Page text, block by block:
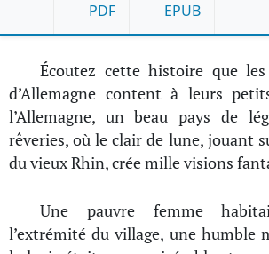
PDF EPUB
Écoutez cette histoire que les
d’Allemagne content à leurs
l’Allemagne, un beau pays de
rêveries, où le clair de lune, jouant
du vieux Rhin, crée mille visions
Une pauvre femme
l’extrémité du village, une humble